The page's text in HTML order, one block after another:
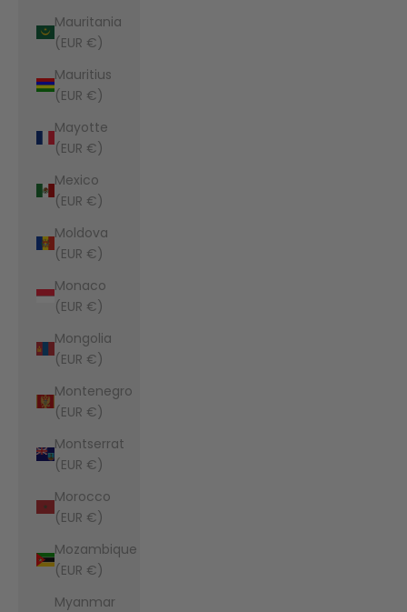
Mauritania
(EUR €)
Mauritius
(EUR €)
Mayotte
(EUR €)
Mexico
(EUR €)
Moldova
(EUR €)
Monaco
(EUR €)
Mongolia
(EUR €)
Montenegro
(EUR €)
Montserrat
(EUR €)
Morocco
(EUR €)
Mozambique
(EUR €)
Myanmar